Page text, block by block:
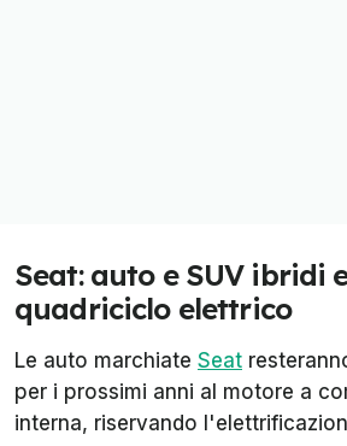
Seat: auto e SUV ibridi
quadriciclo elettrico
Le auto marchiate Seat
per i prossimi anni al motore a
interna, riservando